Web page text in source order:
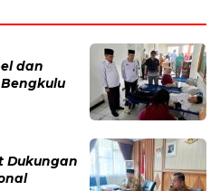
dan
Dukungan